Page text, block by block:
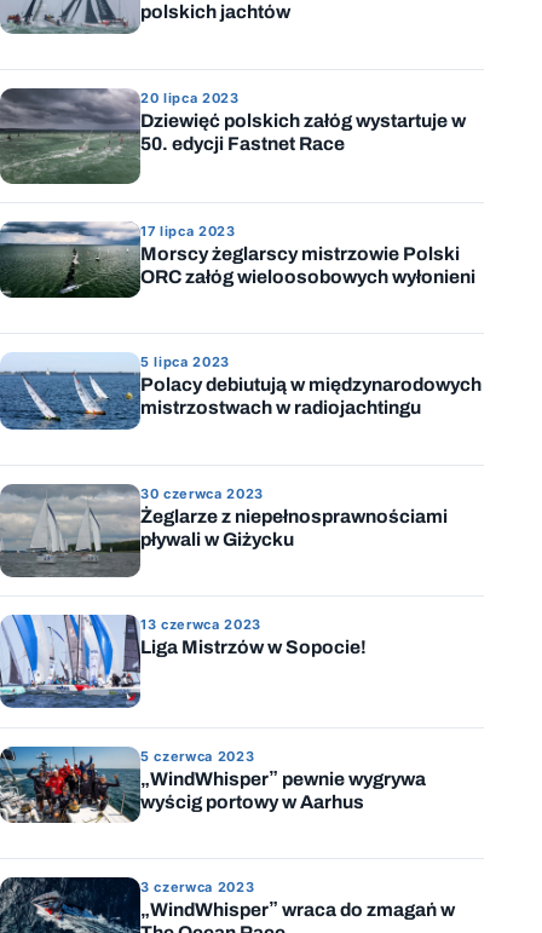
polskich jachtów
20 lipca 2023
Dziewięć polskich załóg wystartuje w
50. edycji Fastnet Race
17 lipca 2023
Morscy żeglarscy mistrzowie Polski
ORC załóg wieloosobowych wyłonieni
5 lipca 2023
Polacy debiutują w międzynarodowych
mistrzostwach w radiojachtingu
30 czerwca 2023
Żeglarze z niepełnosprawnościami
pływali w Giżycku
13 czerwca 2023
Liga Mistrzów w Sopocie!
5 czerwca 2023
„WindWhisper” pewnie wygrywa
wyścig portowy w Aarhus
3 czerwca 2023
„WindWhisper” wraca do zmagań w